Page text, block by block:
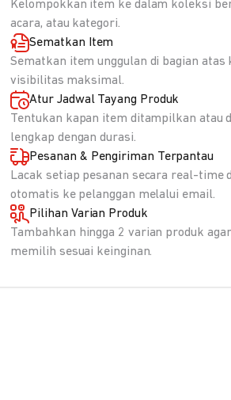
Kelompokkan item ke dalam koleksi
acara, atau kategori.
Sematkan Item
Sematkan item unggulan di bagian atas
visibilitas maksimal.
Atur Jadwal Tayang Produk
Tentukan kapan item ditampilkan atau
lengkap dengan durasi.
Pesanan & Pengiriman Terpantau
Lacak setiap pesanan secara real-time
otomatis ke pelanggan melalui email.
Pilihan Varian Produk
Tambahkan hingga 2 varian produk
memilih sesuai keinginan.